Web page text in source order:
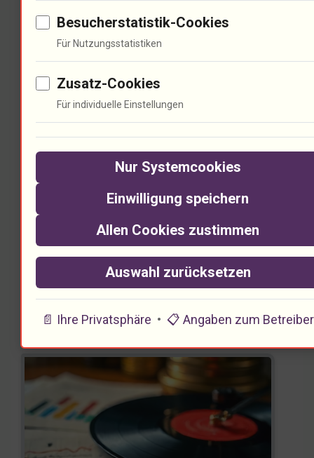
Musik kann auch Traumata
ansprechen. In der Therapie wird
Musik oft als Werkzeug eingesetzt.
Ihre Texte berühren die Seele. Sie
können unbewusste Konflikte
ansprechen. Musik ist eine
universelle Sprache. Wie denkst du
über die heilende Kraft der Musik?
Ökonomische Aspekte der
Musikindustrie
Besucherstatistik-Cookies
Für Nutzungsstatistiken
Zusatz-Cookies
Für individuelle Einstellungen
Nur Systemcookies
Einwilligung speichern
Allen Cookies zustimmen
Auswahl zurücksetzen
📄 Ihre Privatsphäre • 📋 Angaben zum Betreiber